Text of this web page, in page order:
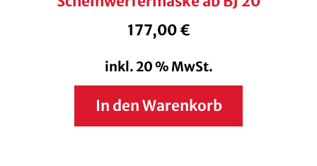
177,00€
inkl. 20 % MwSt.
In den Warenkorb